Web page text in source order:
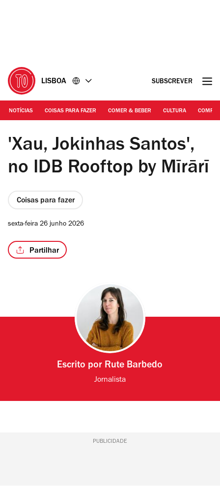
LISBOA SUBSCREVER
NOTÍCIAS COISAS PARA FAZER COMER & BEBER CULTURA
DR | IDB Rooftop by Mīrārī
'Xau, Jokinhas Santos',
no IDB Rooftop by Mīrārī
Coisas para fazer
sexta-feira 26 junho 2026
Partilhar
Escrito por Rute Barbedo
Jornalista
PUBLICIDADE